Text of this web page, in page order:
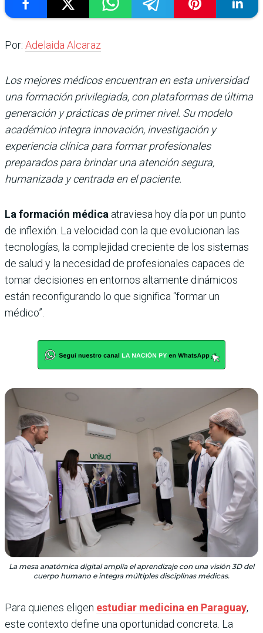
Por: Adelaida Alcaraz
Los mejores médicos encuentran en esta universidad
una formación privilegiada, con plataformas de última
generación y prácticas de primer nivel. Su modelo
académico integra innovación, investigación y
experiencia clínica para formar profesionales
preparados para brindar una atención segura,
humanizada y centrada en el paciente.
La formación médica atraviesa hoy día por un punto
de inflexión. La velocidad con la que evolucionan las
tecnologías, la complejidad creciente de los sistemas
de salud y la necesidad de profesionales capaces de
tomar decisiones en entornos altamente dinámicos
están reconfigurando lo que significa “formar un
médico”.
La mesa anatómica digital amplía el aprendizaje con una visión 3D del
cuerpo humano e integra múltiples disciplinas médicas.
Para quienes eligen estudiar medicina en Paraguay,
este contexto define una oportunidad concreta. La